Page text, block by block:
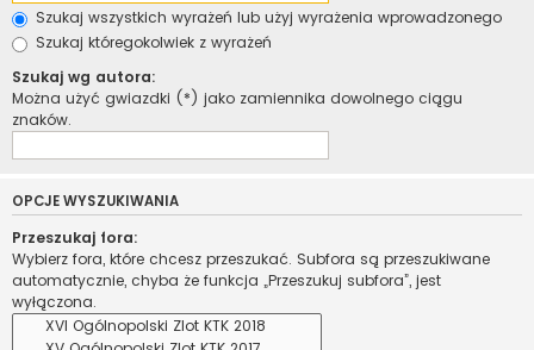
Szukaj wszystkich wyrażeń lub użyj wyrażenia wprowadzonego
Szukaj któregokolwiek z wyrażeń
Szukaj wg autora:
Można użyć gwiazdki (*) jako zamiennika dowolnego ciągu
znaków.
OPCJE WYSZUKIWANIA
Przeszukaj fora:
Wybierz fora, które chcesz przeszukać. Subfora są przeszukiwane
automatycznie, chyba że funkcja „Przeszukuj subfora”, jest
wyłączona.